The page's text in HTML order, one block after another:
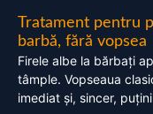
Tratament pentru
barbă, fără vopsea
Firele albe la bărbați
tâmple. Vopseaua
imediat și, sincer,